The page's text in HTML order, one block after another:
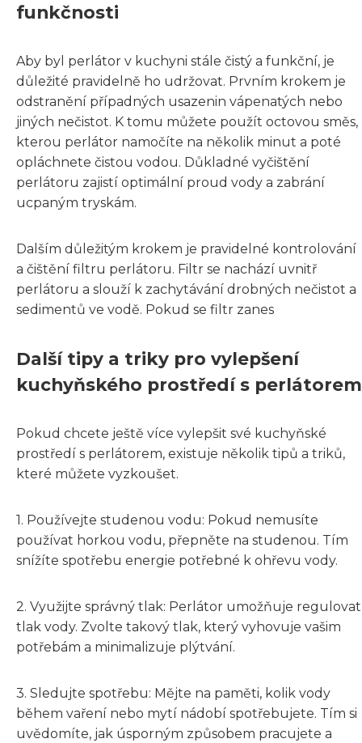
funkčnosti
Aby byl perlátor v kuchyni stále čistý a funkční, je
důležité pravidelně ho udržovat. Prvním krokem je
odstranění případných usazenin vápenatých nebo
jiných nečistot. K tomu můžete použít octovou směs,
kterou perlátor namočíte na několik minut a poté
opláchnete čistou vodou. Důkladné vyčištění
perlátoru zajistí optimální proud vody a zabrání
ucpaným tryskám.
Dalším důležitým krokem je pravidelné kontrolování
a čištění filtru perlátoru. Filtr se nachází uvnitř
perlátoru a slouží k zachytávání drobných nečistot a
sedimentů ve vodě. Pokud se filtr zanes
Další tipy a triky pro vylepšení
kuchyňského prostředí s perlátorem
Pokud chcete ještě více vylepšit své kuchyňské
prostředí s perlátorem, existuje několik tipů a triků,
které můžete vyzkoušet.
1. Používejte studenou vodu: Pokud nemusíte
používat horkou vodu, přepněte na studenou. Tím
snížíte spotřebu energie potřebné k ohřevu vody.
2. Využijte správný tlak: Perlátor umožňuje regulovat
tlak vody. Zvolte takový tlak, který vyhovuje vašim
potřebám a minimalizuje plýtvání.
3. Sledujte spotřebu: Mějte na paměti, kolik vody
během vaření nebo mytí nádobí spotřebujete. Tím si
uvědomíte, jak úsporným způsobem pracujete a